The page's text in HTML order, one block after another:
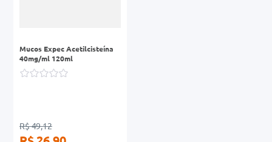
Mucos Expec Acetilcisteína
40mg/ml 120ml
R$ 49,12